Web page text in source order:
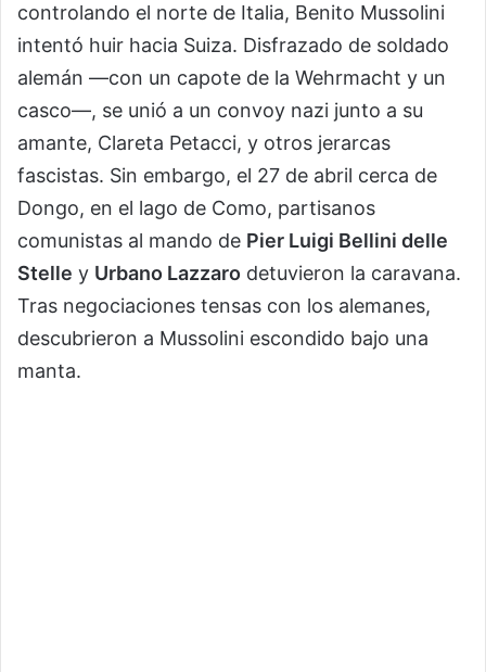
controlando el norte de Italia, Benito Mussolini
intentó huir hacia Suiza. Disfrazado de soldado
alemán —con un capote de la Wehrmacht y un
casco—, se unió a un convoy nazi junto a su
amante, Clareta Petacci, y otros jerarcas
fascistas. Sin embargo, el 27 de abril cerca de
Dongo, en el lago de Como, partisanos
comunistas al mando de Pier Luigi Bellini delle
Stelle y Urbano Lazzaro detuvieron la caravana.
Tras negociaciones tensas con los alemanes,
descubrieron a Mussolini escondido bajo una
manta.